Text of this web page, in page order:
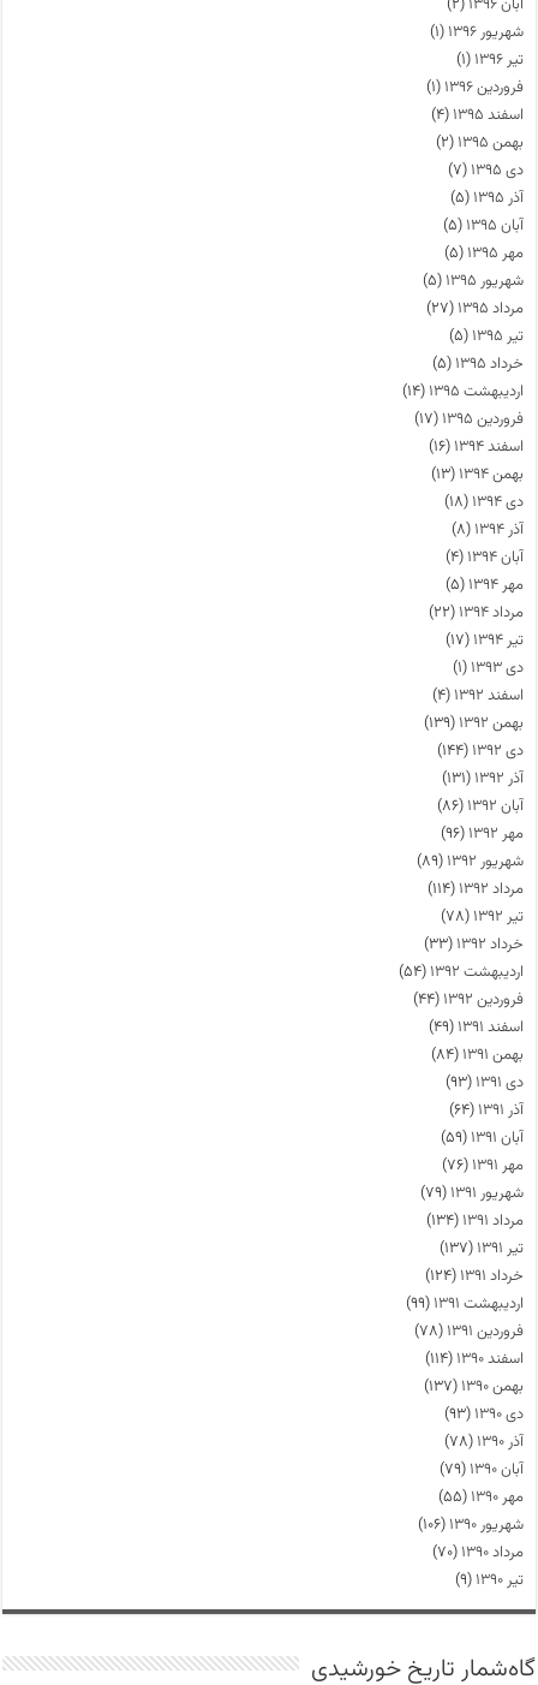
شهریور ۱۳۹۶
(۱)
تیر ۱۳۹۶
(۱)
فروردین ۱۳۹۶
(۱)
اسفند ۱۳۹۵
(۴)
بهمن ۱۳۹۵
(۲)
دی ۱۳۹۵
(۷)
آذر ۱۳۹۵
(۵)
آبان ۱۳۹۵
(۵)
مهر ۱۳۹۵
(۵)
شهریور ۱۳۹۵
(۵)
مرداد ۱۳۹۵
(۲۷)
تیر ۱۳۹۵
(۵)
خرداد ۱۳۹۵
(۵)
اردیبهشت ۱۳۹۵
(۱۴)
فروردین ۱۳۹۵
(۱۷)
اسفند ۱۳۹۴
(۱۶)
بهمن ۱۳۹۴
(۱۳)
دی ۱۳۹۴
(۱۸)
آذر ۱۳۹۴
(۸)
آبان ۱۳۹۴
(۴)
مهر ۱۳۹۴
(۵)
مرداد ۱۳۹۴
(۲۲)
تیر ۱۳۹۴
(۱۷)
دی ۱۳۹۳
(۱)
اسفند ۱۳۹۲
(۴)
بهمن ۱۳۹۲
(۱۳۹)
دی ۱۳۹۲
(۱۴۴)
آذر ۱۳۹۲
(۱۳۱)
آبان ۱۳۹۲
(۸۶)
مهر ۱۳۹۲
(۹۶)
شهریور ۱۳۹۲
(۸۹)
مرداد ۱۳۹۲
(۱۱۴)
تیر ۱۳۹۲
(۷۸)
خرداد ۱۳۹۲
(۳۳)
اردیبهشت ۱۳۹۲
(۵۴)
فروردین ۱۳۹۲
(۴۴)
اسفند ۱۳۹۱
(۴۹)
بهمن ۱۳۹۱
(۸۴)
دی ۱۳۹۱
(۹۳)
آذر ۱۳۹۱
(۶۴)
آبان ۱۳۹۱
(۵۹)
مهر ۱۳۹۱
(۷۶)
شهریور ۱۳۹۱
(۷۹)
مرداد ۱۳۹۱
(۱۳۴)
تیر ۱۳۹۱
(۱۳۷)
خرداد ۱۳۹۱
(۱۲۴)
اردیبهشت ۱۳۹۱
(۹۹)
فروردین ۱۳۹۱
(۷۸)
اسفند ۱۳۹۰
(۱۱۴)
بهمن ۱۳۹۰
(۱۳۷)
دی ۱۳۹۰
(۹۳)
آذر ۱۳۹۰
(۷۸)
آبان ۱۳۹۰
(۷۹)
مهر ۱۳۹۰
(۵۵)
شهریور ۱۳۹۰
(۱۰۶)
مرداد ۱۳۹۰
(۷۰)
تیر ۱۳۹۰
(۹)
گاه‌شمار تاریخ خورشیدی